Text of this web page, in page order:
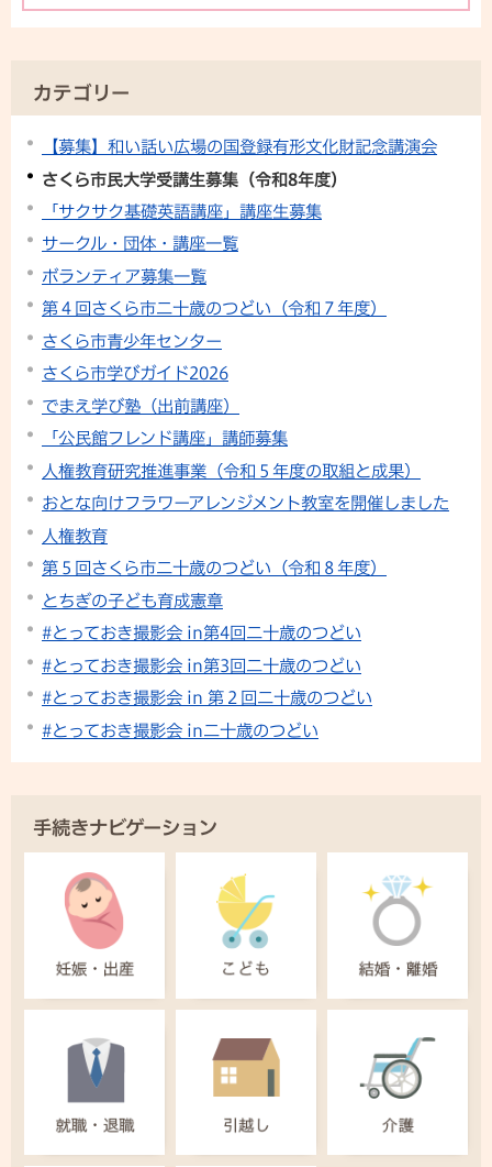
カテゴリー
【募集】和い話い広場の国登録有形文化財記念講演会
さくら市民大学受講生募集（令和8年度）
「サクサク基礎英語講座」講座生募集
サークル・団体・講座一覧
ボランティア募集一覧
第４回さくら市二十歳のつどい（令和７年度）
さくら市青少年センター
さくら市学びガイド2026
でまえ学び塾（出前講座）
「公民館フレンド講座」講師募集
人権教育研究推進事業（令和５年度の取組と成果）
おとな向けフラワーアレンジメント教室を開催しました
人権教育
第５回さくら市二十歳のつどい（令和８年度）
とちぎの子ども育成憲章
#とっておき撮影会 in第4回二十歳のつどい
#とっておき撮影会 in第3回二十歳のつどい
#とっておき撮影会 in 第２回二十歳のつどい
#とっておき撮影会 in二十歳のつどい
手続きナビゲーション